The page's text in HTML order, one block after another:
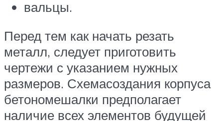
вальцы.
Перед тем как начать резать
металл, следует приготовить
чертежи с указанием нужных
размеров. Схемасоздания корпуса
бетономешалки предполагает
наличие всех элементов будущей